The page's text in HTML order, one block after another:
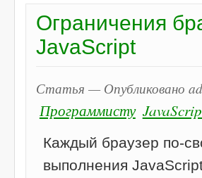
Ограничения
JavaScript
Статья — Опубликовано
Программисту
Каждый браузер по-
выполнения